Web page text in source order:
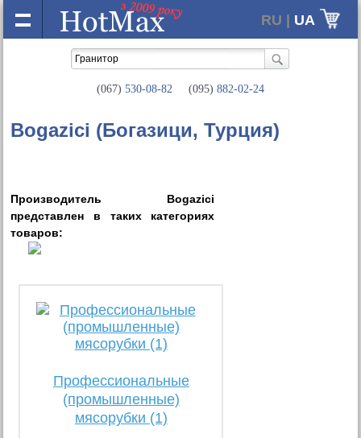
RU | UA
(067) 530-08-82 (095) 882-02-24
Bogazici (Богазици, Турция)
Производитель Bogazici
представлен в таких категориях
товаров:
Профессиональные
(промышленные)
мясорубки (1)